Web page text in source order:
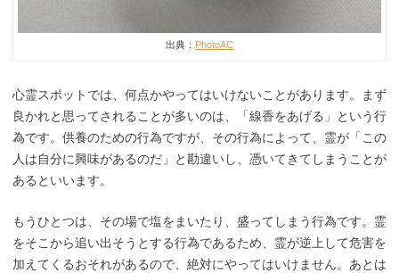
出典： PhotoAC
心霊スポットでは、何点かやってはいけないことがあります。まず
良かれと思ってされることが多いのは、「線香をあげる」という行
為です。供養のための行為ですが、その行為によって、霊が「この
人は自分に興味があるのだ」と勘違いし、憑いてきてしまうことが
あるといいます。
もうひとつは、その場で塩をまいたり、盛ってしまう行為です。霊
をそこから追い出そうとする行為であるため、霊が逆上して危害を
加えてくるおそれがあるので、絶対にやってはいけません。あとは